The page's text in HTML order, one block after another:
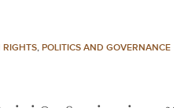
, POLITICS AND GOVERNANCE